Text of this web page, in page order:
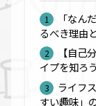
「なん
るべき理由
【自己
イプを知ろう
ライフ
すい趣味」